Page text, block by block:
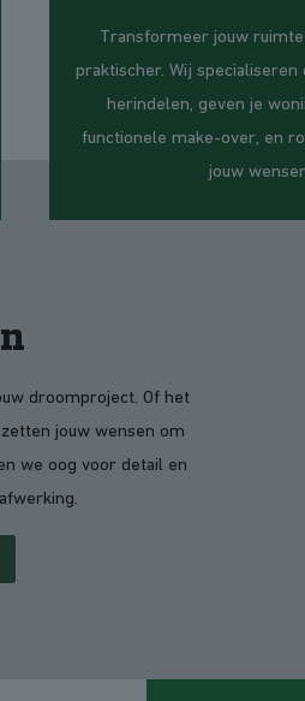
Transformeer jouw
praktischer. Wij specialiseren
herindelen, geven je
functionele make-over, en
jouw
droomproject. Of het
jouw wensen om
we oog voor detail en